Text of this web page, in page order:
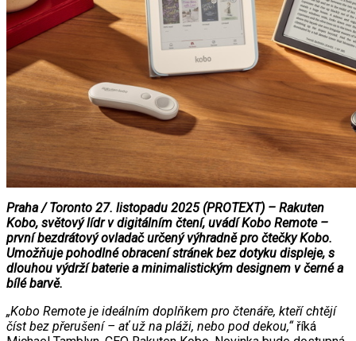
Praha / Toronto 27. listopadu 2025 (PROTEXT) – Rakuten
Kobo, světový lídr v digitálním čtení, uvádí Kobo Remote –
první bezdrátový ovladač určený výhradně pro čtečky Kobo.
Umožňuje pohodlné obracení stránek bez dotyku displeje, s
dlouhou výdrží baterie a minimalistickým designem v černé a
bílé barvě.
„Kobo Remote je ideálním doplňkem pro čtenáře, kteří chtějí
číst bez přerušení – ať už na pláži, nebo pod dekou,“ říká